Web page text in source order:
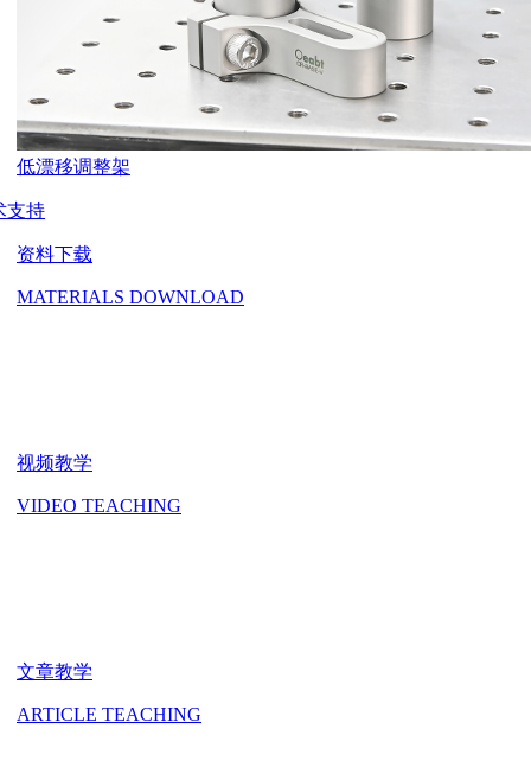
低漂移调整架
支持
资料下载
MATERIALS DOWNLOAD
视频教学
VIDEO TEACHING
文章教学
ARTICLE TEACHING